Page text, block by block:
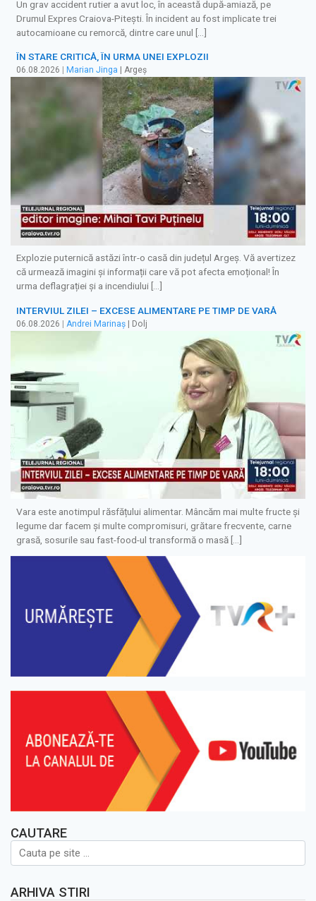
Un grav accident rutier a avut loc, în această după-amiază, pe
Drumul Expres Craiova-Pitești. În incident au fost implicate trei
autocamioane cu remorcă, dintre care unul […]
ÎN STARE CRITICĂ, ÎN URMA UNEI EXPLOZII
06.08.2026 Marian Jinga | Argeș
Explozie puternică astăzi într-o casă din județul Argeș. Vă avertizez
că urmează imagini și informații care vă pot afecta emoțional! În
urma deflagrației și a incendiului […]
INTERVIUL ZILEI – EXCESE ALIMENTARE PE TIMP DE VARĂ
06.08.2026 | Andrei Marinaș | Dolj
Vara este anotimpul răsfățului alimentar. Mâncăm mai multe fructe și
legume dar facem și multe compromisuri, grătare frecvente, carne
grasă, sosurile sau fast-food-ul transformă o masă […]
CAUTARE
ARHIVA STIRI